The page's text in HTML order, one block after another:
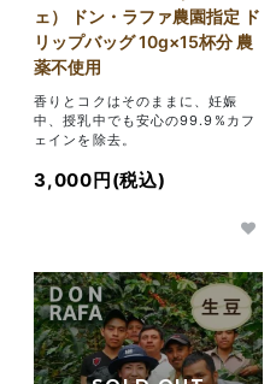
ェ） ドン・ラファ農園指定 ド
リップバッグ 10g×15杯分 農
薬不使用
香りとコクはそのままに、妊娠
中、授乳中でも安心の99.9%カフ
ェインを除去。
3,000円(税込)